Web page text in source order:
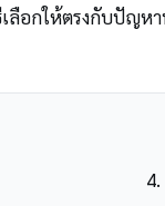
อกให้ตรงกับปัญ